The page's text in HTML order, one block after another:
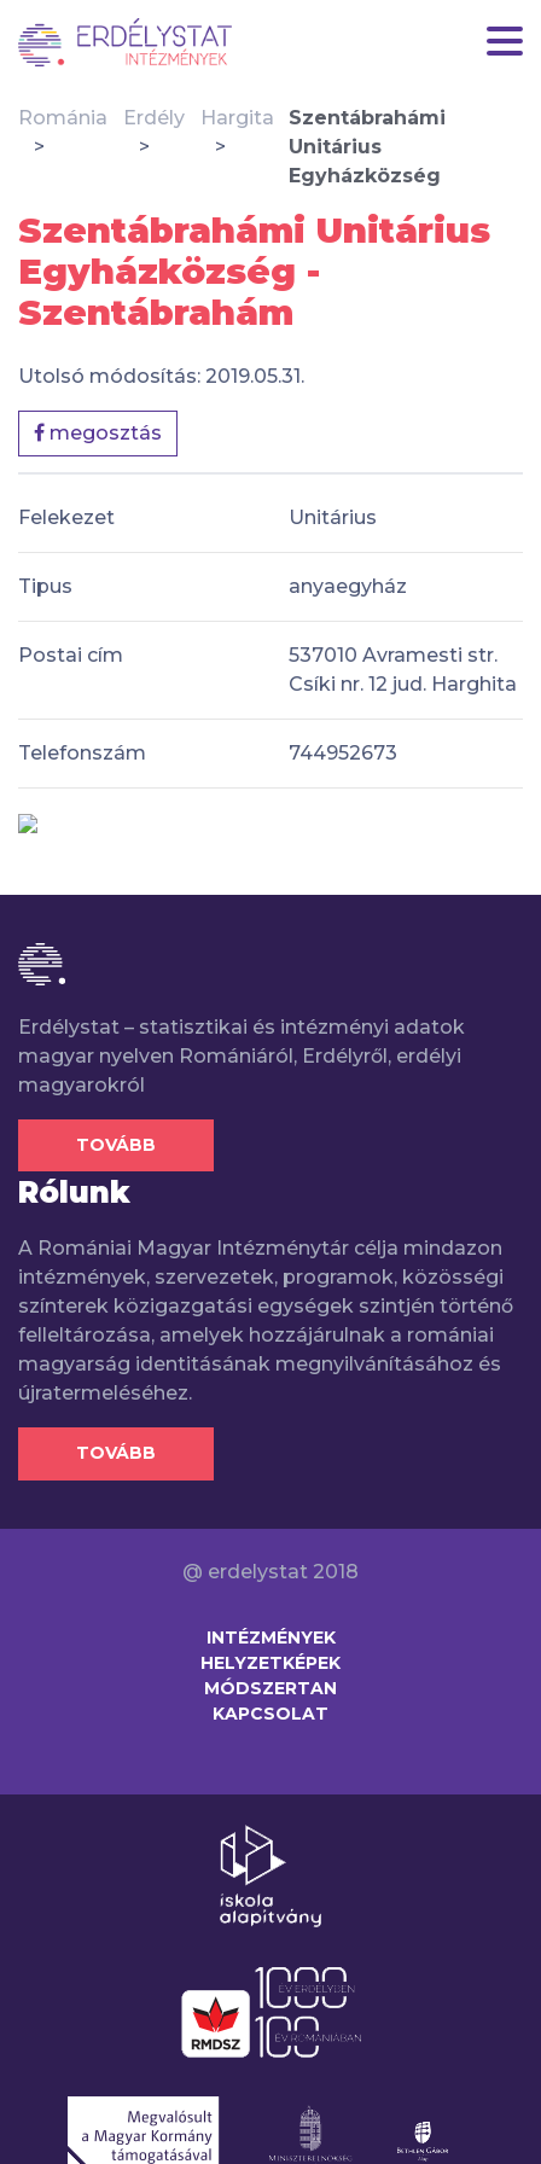
Románia Erdély Hargita
Szentábrahámi
Unitárius
Egyházközség
Szentábrahámi Unitárius
Egyházközség -
Szentábrahám
Utolsó módosítás: 2019.05.31.
megosztás
Felekezet Unitárius
Tipus anyaegyház
Postai cím
537010 Avramesti str.
Csíki nr. 12 jud. Harghita
Telefonszám 744952673
Erdélystat – statisztikai és intézményi adatok
magyar nyelven Romániáról, Erdélyről, erdélyi
magyarokról
TOVÁBB
Rólunk
A Romániai Magyar Intézménytár célja mindazon
intézmények, szervezetek, programok, közösségi
színterek közigazgatási egységek szintjén történő
felleltározása, amelyek hozzájárulnak a romániai
magyarság identitásának megnyilvánításához és
újratermeléséhez.
TOVÁBB
@ erdelystat 2018
INTÉZMÉNYEK
HELYZETKÉPEK
MÓDSZERTAN
KAPCSOLAT